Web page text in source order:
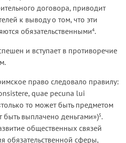
договора, приводит
к выводу о том, что эти
обязательственными4.
и вступает в противоречие
право следовало правилу:
quae pecuna lui
то может быть предметом
быть выплачено деньгами»)5.
общественных связей
обязательственной сферы,